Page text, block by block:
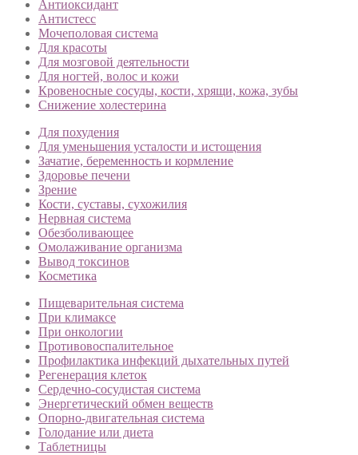
Антиоксидант
Антистесс
Мочеполовая система
Для красоты
Для мозговой деятельности
Для ногтей, волос и кожи
Кровеносные сосуды, кости, хрящи, кожа, зубы
Снижение холестерина
Для похудения
Для уменьшения усталости и истощения
Зачатие, беременность и кормление
Здоровье печени
Зрение
Кости, суставы, сухожилия
Нервная система
Обезболивающее
Омолаживание организма
Вывод токсинов
Косметика
Пищеварительная система
При климаксе
При онкологии
Противовоспалительное
Профилактика инфекций дыхательных путей
Регенерация клеток
Сердечно-сосудистая система
Энергетический обмен веществ
Опорно-двигательная система
Голодание или диета
Таблетницы